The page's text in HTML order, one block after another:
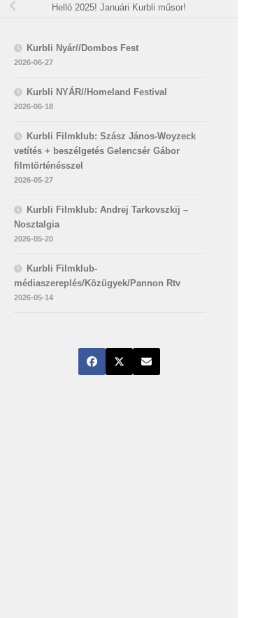
Helló 2025! Januári Kurbli műsor!
Kurbli Nyár//Dombos Fest
2026-06-27
Kurbli NYÁR//Homeland Festival
2026-06-18
Kurbli Filmklub: Szász János-Woyzeck
vetítés + beszélgetés Gelencsér Gábor
filmtörténésszel
2026-05-27
Kurbli Filmklub: Andrej Tarkovszkij –
Nosztalgia
2026-05-20
Kurbli Filmklub-
médiaszereplés/Közügyek/Pannon Rtv
2026-05-14